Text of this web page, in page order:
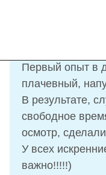
Пошли гулять и
Первый опыт в
плачевный,
В результате,
свободное
осмотр,
У всех
важно!!!!!)